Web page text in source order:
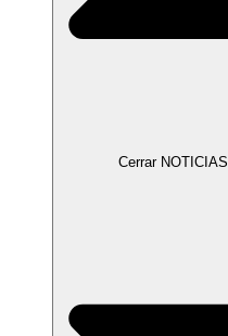
Cerrar NOTICIAS